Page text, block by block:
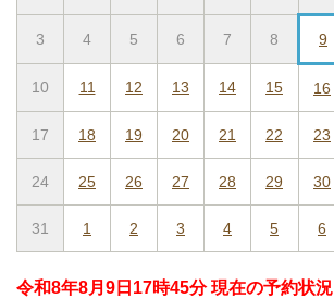
3 4 5 6 7 8 9
10 11 12 13 14 15 16
17 18 19 20 21 22 23
24 25 26 27 28 29 30
31 1 2 3 4 5 6
令和8年8月9日17時45分 現在の予約状況